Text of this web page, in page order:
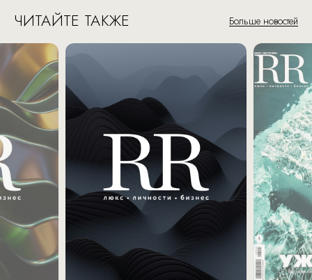
ЧИТАЙТЕ ТАКЖЕ Больше новостей